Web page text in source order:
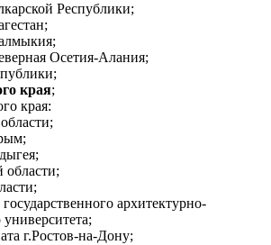
Республики;
Осетия-Алания;
края;
края:
области;
архитектурно-
университета;
г.Ростов-на-Дону;